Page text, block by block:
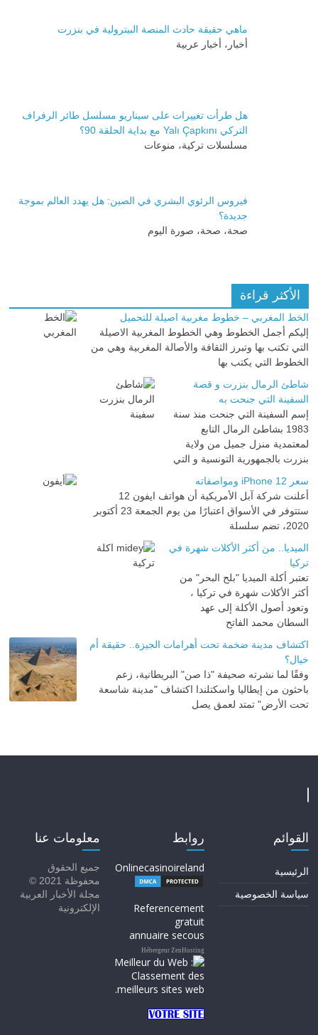
ماهي حقيقة حادث المنصة البيترولية في بنزرت
أخبار، أخبار عربية
هل طرأت تغييرات على سيناريو مسلسل طائر الرفراف
التركي Yalı Çapkını مع بداية الحلقة 90؟
مسلسلات تركية، منوعات
فيروس الرئوي البشري في الصين: هل يهدد العالم بموجة
جديدة؟
صحة، صحة، صورة اليوم
الأكثر قراءة
الخط المغربي – خطوط مغربية اصيلة للتحميل
إليكم أجمل الخطوط وهي الخطوط المغربية الاصيلة
التي تكتب بها وتبرز الثقافة والأصالة المغربية وهي من
الخطوط التي يكتب بها
شاطئ الرمال بنزرت و قصة
السفينة التي جنحت به
إسم السفينة التي جنحت منذ سنة
1983 بشاطئ الرمال التابع
لمعتمدية منزل جميل من ولاية
بنزرت بالجمهورية التونسية و التي
سعر iPhone 12 ومواصفاته
أعلنت شركة آبل الأمريكية أن هواتف ايفون 12
ستتوفر في الأسواق اعتبارًا من يوم الجمعة 23 أكتوبر
2020، تضم سلسلة
الميديا.. من أكثر الأكلات شهرة في
تركيا
تعتبر أكلة الميديا "بلح البحر" من
أكثر الأكلات شهرة في تركيا ،
وتعود أصول الأكلة إلى عهد
السطان محمد الفاتح
اكتشاف مدينة ضخمة تحت أهرامات الجيزة.. حقيقة أم
خيال؟
وفقًا لما نشرته صحيفة "ذا صن" البريطانية، زعم
باحثون من إيطاليا واسكتلندا اكتشاف "مدينة شاسعة
تحت الأرض" تمتد لعمق يصل
القوائم
الرئيسية
سياسة الخصوصية
روابط
Onlinecasinoireland
Referencement
gratuit
annuaire secous
Hébergeur ZenHosting
معلومات عنا
جميع الحقوق
محفوظة 2021 ©
مجلة الأخبار العربية
الإلكترونية